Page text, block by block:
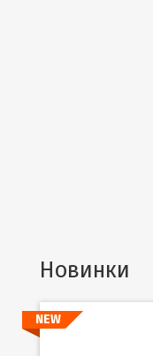
Новинки
NEW